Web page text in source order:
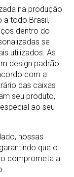
na produção
a todo Brasil,
dentro do
se
utilizados. As
design padrão
com a
das caixas
seu produto,
ao seu
nossas
que o
comprometa a